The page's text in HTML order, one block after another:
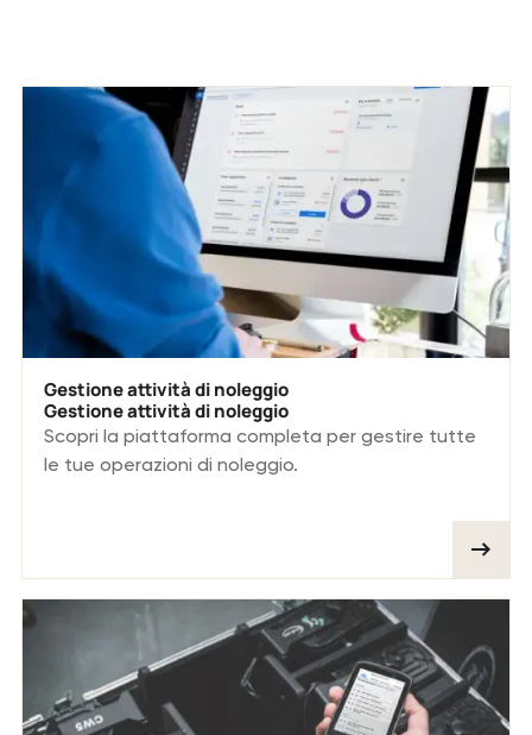
Gestione attività di noleggio
Gestione attività di noleggio
Scopri la piattaforma completa per gestire tutte
le tue operazioni di noleggio.